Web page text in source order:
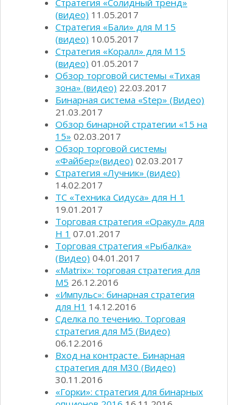
Стратегия «Солидный тренд»
(видео) 11.05.2017
Стратегия «Бали» для М 15
(видео) 10.05.2017
Стратегия «Коралл» для М 15
(видео) 01.05.2017
Обзор торговой системы «Тихая
зона» (видео) 22.03.2017
Бинарная система «Step» (Видео)
21.03.2017
Обзор бинарной стратегии «15 на
15» 02.03.2017
Обзор торговой системы
«Файбер»(видео) 02.03.2017
Стратегия «Лучник» (видео)
14.02.2017
ТС «Техника Сидуса» для Н 1
19.01.2017
Торговая стратегия «Оракул» для
Н 1 07.01.2017
Торговая стратегия «Рыбалка»
(Видео) 04.01.2017
«Matrix»: торговая стратегия для
М5 26.12.2016
«Импульс»: бинарная стратегия
для Н1 14.12.2016
Сделка по течению. Торговая
стратегия для М5 (Видео)
06.12.2016
Вход на контрасте. Бинарная
стратегия для М30 (Видео)
30.11.2016
«Горки»: стратегия для бинарных